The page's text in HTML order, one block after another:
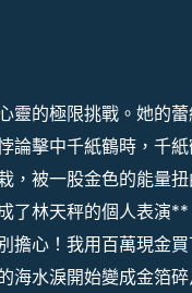
靈的極限挑戰。她的
論擊中千紙鶴時，千
，被一股金色的能量
了林天秤的個人表演
心！我用百萬現金買
海水淚開始變成金箔